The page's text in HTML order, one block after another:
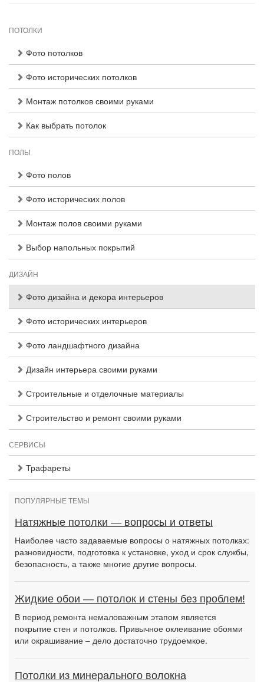
ПОТОЛКИ
Фото потолков
Фото исторических потолков
Монтаж потолков своими руками
Как выбрать потолок
ПОЛЫ
Фото полов
Фото исторических полов
Монтаж полов своими руками
Выбор напольных покрытий
ДИЗАЙН
Фото дизайна и декора интерьеров
Фото исторических интерьеров
Фото ландшафтного дизайна
Дизайн интерьера своими руками
Строительные и отделочные материалы
Строительство и ремонт своими руками
СЕРВИСЫ
Трафареты
ПОПУЛЯРНЫЕ ТЕМЫ
Натяжные потолки — вопросы и ответы
Наиболее часто задаваемые вопросы о натяжных потолках:
разновидности, подготовка к установке, уход и срок службы,
безопасность, а также многие другие вопросы.
Жидкие обои — потолок и стены без проблем!
В период ремонта немаловажным этапом является
покрытие стен и потолков. Привычное оклеивание обоями
или окрашивание – дело достаточно трудоемкое.
Потолки из минерального волокна